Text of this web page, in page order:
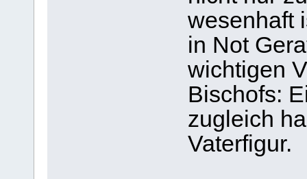
wesenhaft
in Not
wichtigen
Bischofs:
zugleich
Vaterfigur.